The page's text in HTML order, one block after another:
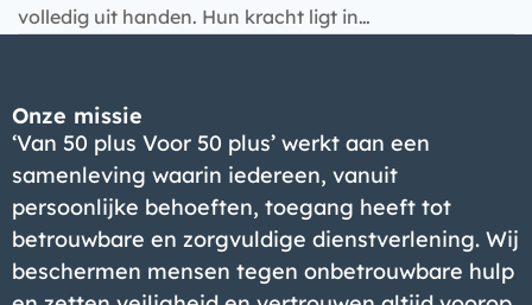
Bedrijf
volledig uit handen. Hun kracht ligt in…
Onze missie
‘Van 50 plus Voor 50 plus’ werkt aan een
samenleving waarin iedereen, vanuit
persoonlijke behoeften, toegang heeft tot
betrouwbare en zorgvuldige dienstverlening. Wij
beschermen mensen tegen onbetrouwbare hulp